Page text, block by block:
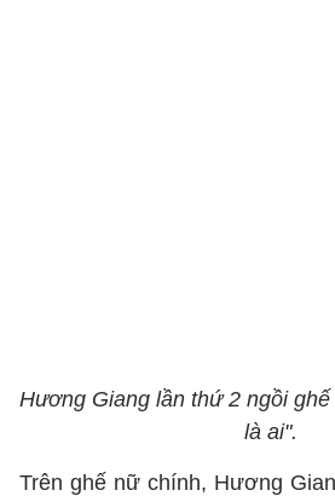
Hương Giang lần thứ 2 ngồi
là ai".
Trên ghế nữ chính, Hương